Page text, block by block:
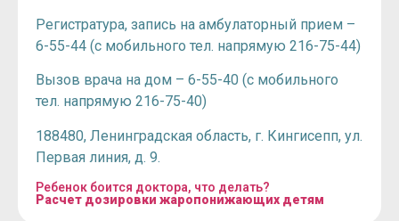
Регистратура, запись на амбулаторный прием –
6-55-44 (с мобильного тел. напрямую 216-75-44)
Вызов врача на дом – 6-55-40 (с мобильного
тел. напрямую 216-75-40)
188480, Ленинградская область, г. Кингисепп, ул.
Первая линия, д. 9.
Ребенок боится доктора, что делать?
Расчет дозировки жаропонижающих детям